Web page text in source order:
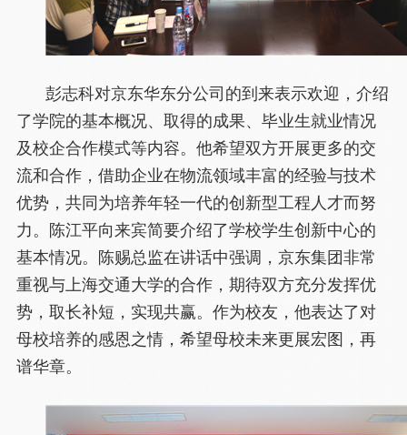
彭志科对京东华东分公司的到来表示欢迎，介绍
了学院的基本概况、取得的成果、毕业生就业情况
及校企合作模式等内容。他希望双方开展更多的交
流和合作，借助企业在物流领域丰富的经验与技术
优势，共同为培养年轻一代的创新型工程人才而努
力。陈江平向来宾简要介绍了学校学生创新中心的
基本情况。陈赐总监在讲话中强调，京东集团非常
重视与上海交通大学的合作，期待双方充分发挥优
势，取长补短，实现共赢。作为校友，他表达了对
母校培养的感恩之情，希望母校未来更展宏图，再
谱华章。